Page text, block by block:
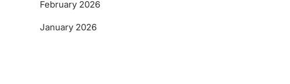
February 2026
January 2026